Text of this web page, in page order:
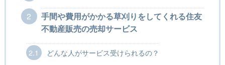
2
手間や費用がかかる草刈りをしてくれる住友
不動産販売の売却サービス
2.1 どんな人がサービス受けられるの？